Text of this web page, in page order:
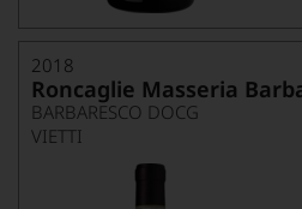
2018
Roncaglie Masseria
BARBARESCO DOCG
VIETTI